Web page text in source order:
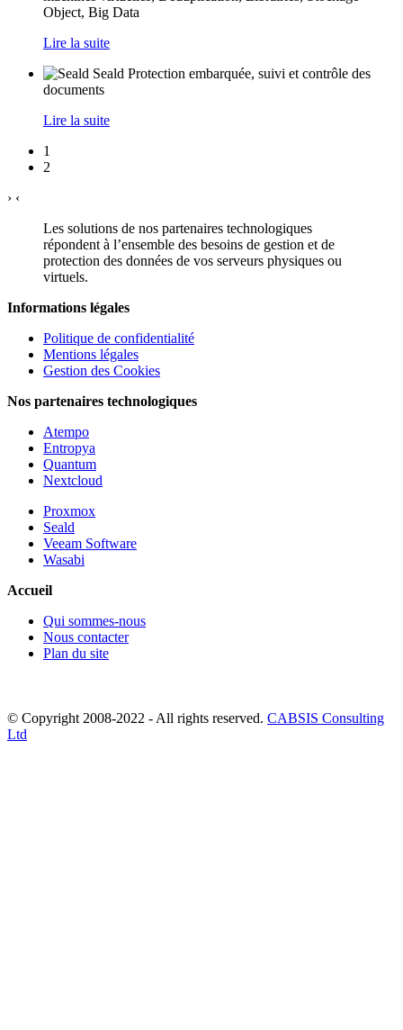
Object, Big Data
Lire la suite
Seald Protection embarquée, suivi et contrôle des
documents
Lire la suite
1
2
› ‹
Les solutions de nos partenaires technologiques
répondent à l’ensemble des besoins de gestion et de
protection des données de vos serveurs physiques ou
virtuels.
Informations légales
Politique de confidentialité
Mentions légales
Gestion des Cookies
Nos partenaires technologiques
Atempo
Entropya
Quantum
Nextcloud
Proxmox
Seald
Veeam Software
Wasabi
Accueil
Qui sommes-nous
Nous contacter
Plan du site
© Copyright 2008-2022 - All rights reserved. CABSIS Consulting
Ltd